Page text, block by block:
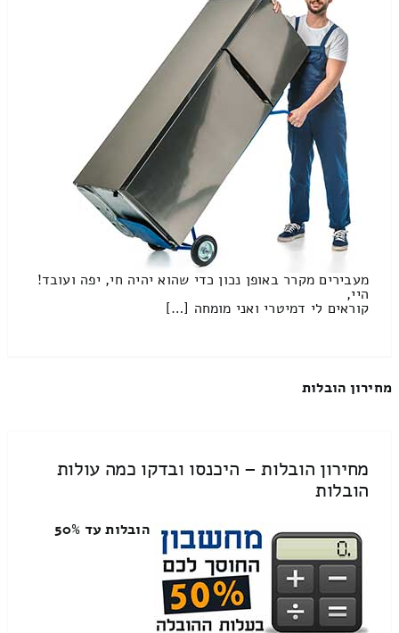
מעבירים מקרר באופן נכון כדי שהוא יהיה חי, יפה ועובד!
היי,
קוראים לי דמיטרי ואני מומחה […]
מחירון הובלות
מחירון הובלות – היכנסו ובדקו כמה עולות
הובלות
הובלות עד 50%